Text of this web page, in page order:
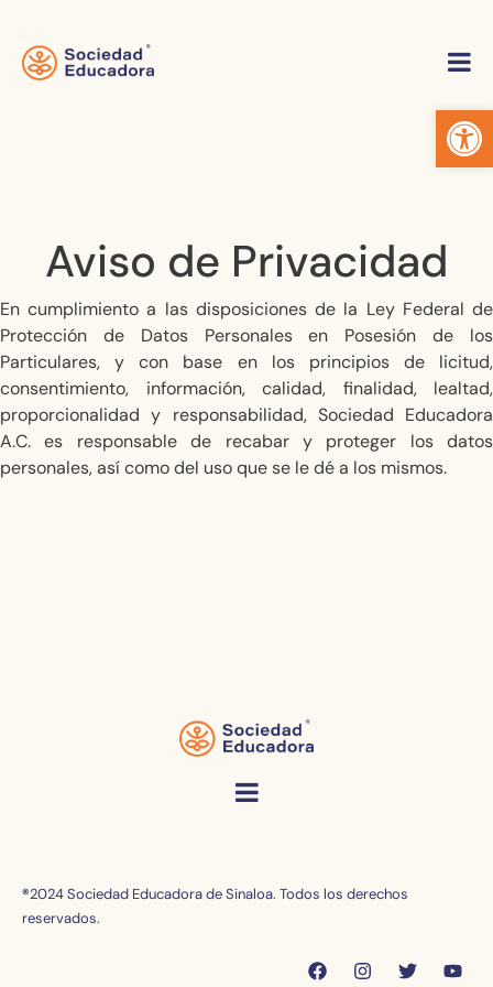
Abrir
Aviso de Privacidad
En cumplimiento a las disposiciones de la Ley Federal de
Protección de Datos Personales en Posesión de los
Particulares, y con base en los principios de licitud,
consentimiento, información, calidad, finalidad, lealtad,
proporcionalidad y responsabilidad, Sociedad Educadora
A.C. es responsable de recabar y proteger los datos
personales, así como del uso que se le dé a los mismos.
®2024 Sociedad Educadora de Sinaloa. Todos los derechos
reservados.